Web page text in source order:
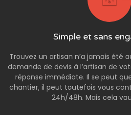
Simple et sans
Trouvez un artisan n’a jamais été
demande de devis à l’artisan de
réponse immédiate. Il se peut
chantier, il peut toutefois vous
24h/48h. Mais cela